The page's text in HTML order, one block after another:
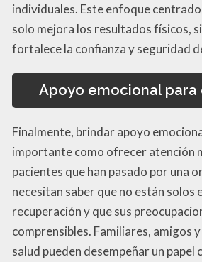
individuales. Este enfoque
solo mejora los resultados físicos,
fortalece la confianza y seguridad
Apoyo emocional para
Finalmente, brindar apoyo
importante como ofrecer atención
pacientes que han pasado por una
necesitan saber que no están solos
recuperación y que sus
comprensibles. Familiares, amigos
salud pueden desempeñar un papel